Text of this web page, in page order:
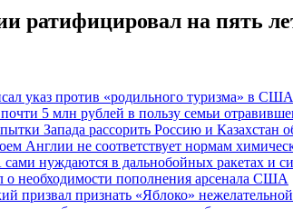
ратифицировал на пять
указ против «родильного туризма» в США
5 млн рублей в пользу семьи
Запада рассорить Россию и Казахстан
Англии не соответствует нормам
нуждаются в дальнобойных ракетах и
о необходимости пополнения арсенала США
призвал признать «Яблоко»